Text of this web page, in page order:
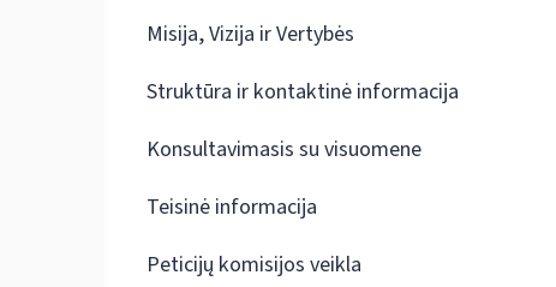
Misija, Vizija ir Vertybės
Struktūra ir kontaktinė informacija
Konsultavimasis su visuomene
Teisinė informacija
Peticijų komisijos veikla